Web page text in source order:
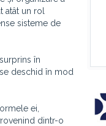
un rol
sisteme de
în
deschid în mod
ei,
dintr-o